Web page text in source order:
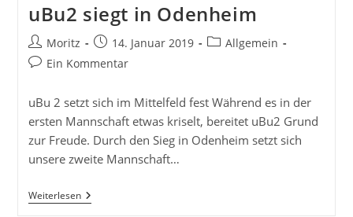
uBu2 siegt in Odenheim
Beitrags-
Autor:
Moritz
Beitrag
veröffentlicht:
14. Januar 2019
Beitrags-
Allgemein
Beitrags-
Ein Kommentar
uBu 2 setzt sich im Mittelfeld fest Während es in der
ersten Mannschaft etwas kriselt, bereitet uBu2 Grund
zur Freude. Durch den Sieg in Odenheim setzt sich
unsere zweite Mannschaft…
WeiterlesenUBu2
Siegt